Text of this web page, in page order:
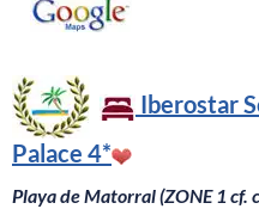
Iberostar
Palace 4*
Playa de Matorral (ZONE 1 cf.